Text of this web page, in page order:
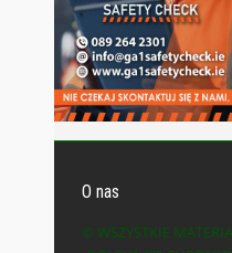
O nas
© WSZYSTKIE